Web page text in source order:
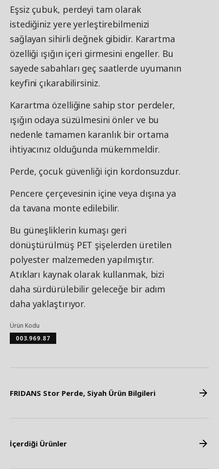
Eşsiz çubuk, perdeyi tam olarak
istediğiniz yere yerleştirebilmenizi
sağlayan sihirli değnek gibidir. Karartma
özelliği ışığın içeri girmesini engeller. Bu
sayede sabahları geç saatlerde uyumanın
keyfini çıkarabilirsiniz.
Karartma özelliğine sahip stor perdeler,
ışığın odaya süzülmesini önler ve bu
nedenle tamamen karanlık bir ortama
ihtiyacınız olduğunda mükemmeldir.
Perde, çocuk güvenliği için kordonsuzdur.
Pencere çerçevesinin içine veya dışına ya
da tavana monte edilebilir.
Bu güneşliklerin kumaşı geri
dönüştürülmüş PET şişelerden üretilen
polyester malzemeden yapılmıştır.
Atıkları kaynak olarak kullanmak, bizi
daha sürdürülebilir geleceğe bir adım
daha yaklaştırıyor.
Ürün Kodu
003.969.87
FRIDANS Stor Perde, Siyah Ürün Bilgileri
İçerdiği Ürünler